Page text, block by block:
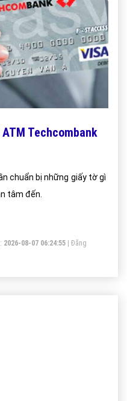
Techcombank
chuẩn bị những giấy tờ gì
tâm đến.
2026-08-07 06:24:55
Đăng